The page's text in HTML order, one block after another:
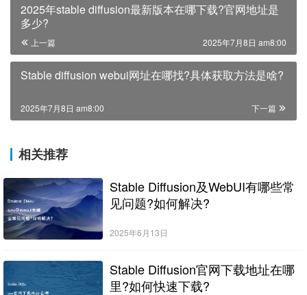
2025年stable diffusion最新版本在哪下载?官网地址是
多少?
上一篇 2025年7月8日 am8:00
Stable diffusion webui网址在哪找?具体获取方法是啥?
下一篇
2025年7月8日 am8:00
相关推荐
Stable Diffusion及WebUI有哪些常
见问题?如何解决?
2025年6月13日
Stable Diffusion官网下载地址在哪
里?如何快速下载?